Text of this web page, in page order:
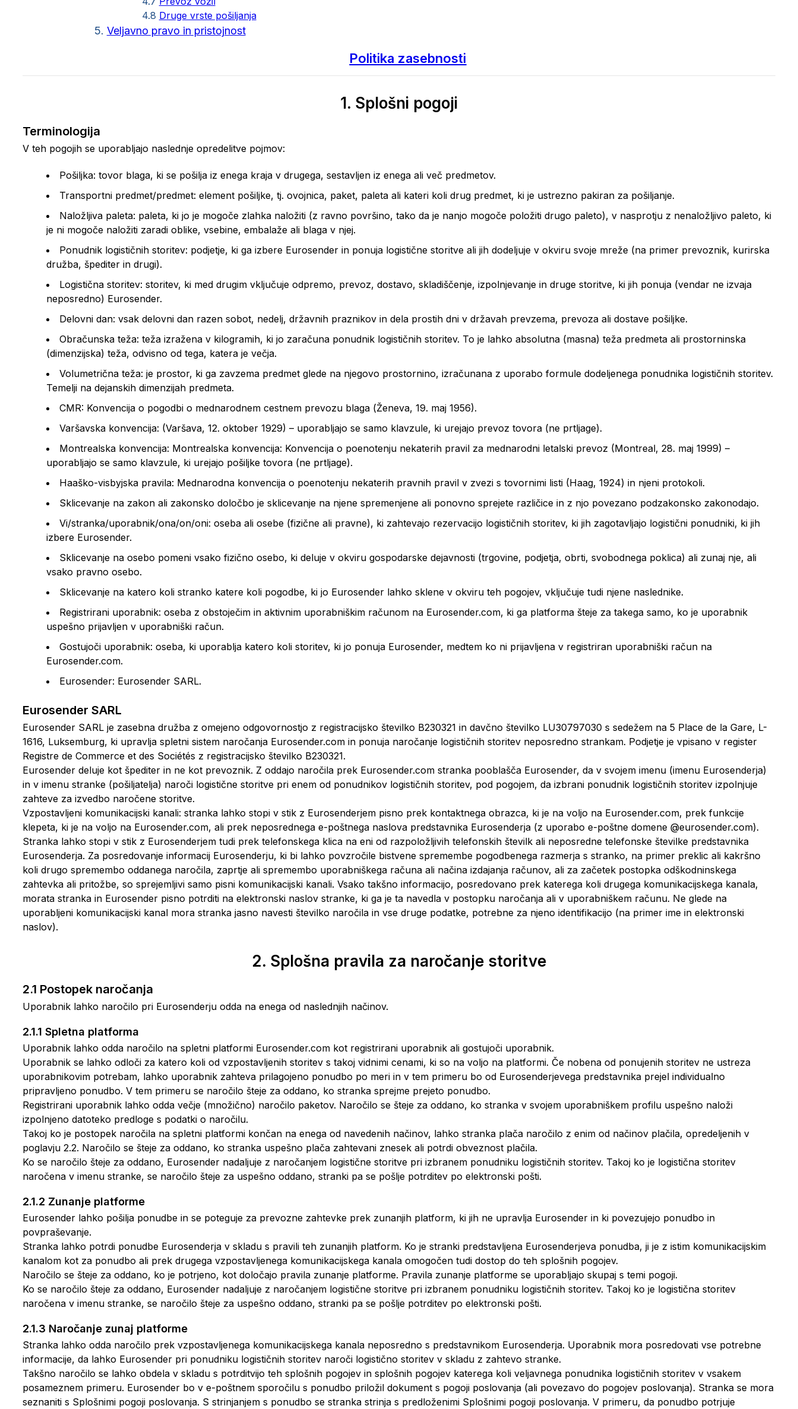
4.8 Druge vrste pošiljanja
5. Veljavno pravo in pristojnost
Politika zasebnosti
1. Splošni pogoji
Terminologija
V teh pogojih se uporabljajo naslednje opredelitve pojmov:
Pošiljka: tovor blaga, ki se pošilja iz enega kraja v drugega, sestavljen iz enega ali več predmetov.
Transportni predmet/predmet: element pošiljke, tj. ovojnica, paket, paleta ali kateri koli drug predmet, ki je ustrezno pakiran za pošiljanje.
Naložljiva paleta: paleta, ki jo je mogoče zlahka naložiti (z ravno površino, tako da je nanjo mogoče položiti drugo paleto), v nasprotju z nenaložljivo paleto, ki
je ni mogoče naložiti zaradi oblike, vsebine, embalaže ali blaga v njej.
Ponudnik logističnih storitev: podjetje, ki ga izbere Eurosender in ponuja logistične storitve ali jih dodeljuje v okviru svoje mreže (na primer prevoznik, kurirska
družba, špediter in drugi).
Logistična storitev: storitev, ki med drugim vključuje odpremo, prevoz, dostavo, skladiščenje, izpolnjevanje in druge storitve, ki jih ponuja (vendar ne izvaja
neposredno) Eurosender.
Delovni dan: vsak delovni dan razen sobot, nedelj, državnih praznikov in dela prostih dni v državah prevzema, prevoza ali dostave pošiljke.
Obračunska teža: teža izražena v kilogramih, ki jo zaračuna ponudnik logističnih storitev. To je lahko absolutna (masna) teža predmeta ali prostorninska
(dimenzijska) teža, odvisno od tega, katera je večja.
Volumetrična teža: je prostor, ki ga zavzema predmet glede na njegovo prostornino, izračunana z uporabo formule dodeljenega ponudnika logističnih storitev.
Temelji na dejanskih dimenzijah predmeta.
CMR: Konvencija o pogodbi o mednarodnem cestnem prevozu blaga (Ženeva, 19. maj 1956).
Varšavska konvencija: (Varšava, 12. oktober 1929) – uporabljajo se samo klavzule, ki urejajo prevoz tovora (ne prtljage).
Montrealska konvencija: Montrealska konvencija: Konvencija o poenotenju nekaterih pravil za mednarodni letalski prevoz (Montreal, 28. maj 1999) –
uporabljajo se samo klavzule, ki urejajo pošiljke tovora (ne prtljage).
Haaško-visbyjska pravila: Mednarodna konvencija o poenotenju nekaterih pravnih pravil v zvezi s tovornimi listi (Haag, 1924) in njeni protokoli.
Sklicevanje na zakon ali zakonsko določbo je sklicevanje na njene spremenjene ali ponovno sprejete različice in z njo povezano podzakonsko zakonodajo.
Vi/stranka/uporabnik/ona/on/oni: oseba ali osebe (fizične ali pravne), ki zahtevajo rezervacijo logističnih storitev, ki jih zagotavljajo logistični ponudniki, ki jih
izbere Eurosender.
Sklicevanje na osebo pomeni vsako fizično osebo, ki deluje v okviru gospodarske dejavnosti (trgovine, podjetja, obrti, svobodnega poklica) ali zunaj nje, ali
vsako pravno osebo.
Sklicevanje na katero koli stranko katere koli pogodbe, ki jo Eurosender lahko sklene v okviru teh pogojev, vključuje tudi njene naslednike.
Registrirani uporabnik: oseba z obstoječim in aktivnim uporabniškim računom na Eurosender.com, ki ga platforma šteje za takega samo, ko je uporabnik
uspešno prijavljen v uporabniški račun.
Gostujoči uporabnik: oseba, ki uporablja katero koli storitev, ki jo ponuja Eurosender, medtem ko ni prijavljena v registriran uporabniški račun na
Eurosender.com.
Eurosender: Eurosender SARL.
Eurosender SARL
Eurosender SARL je zasebna družba z omejeno odgovornostjo z registracijsko številko B230321 in davčno številko LU30797030 s sedežem na 5 Place de la Gare, L-
1616, Luksemburg, ki upravlja spletni sistem naročanja Eurosender.com in ponuja naročanje logističnih storitev neposredno strankam. Podjetje je vpisano v register
Registre de Commerce et des Sociétés z registracijsko številko B230321.
Eurosender deluje kot špediter in ne kot prevoznik. Z oddajo naročila prek Eurosender.com stranka pooblašča Eurosender, da v svojem imenu (imenu Eurosenderja)
in v imenu stranke (pošiljatelja) naroči logistične storitve pri enem od ponudnikov logističnih storitev, pod pogojem, da izbrani ponudnik logističnih storitev izpolnjuje
zahteve za izvedbo naročene storitve.
Vzpostavljeni komunikacijski kanali: stranka lahko stopi v stik z Eurosenderjem pisno prek kontaktnega obrazca, ki je na voljo na Eurosender.com, prek funkcije
klepeta, ki je na voljo na Eurosender.com, ali prek neposrednega e-poštnega naslova predstavnika Eurosenderja (z uporabo e-poštne domene @eurosender.com).
Stranka lahko stopi v stik z Eurosenderjem tudi prek telefonskega klica na eni od razpoložljivih telefonskih številk ali neposredne telefonske številke predstavnika
Eurosenderja. Za posredovanje informacij Eurosenderju, ki bi lahko povzročile bistvene spremembe pogodbenega razmerja s stranko, na primer preklic ali kakršno
koli drugo spremembo oddanega naročila, zaprtje ali spremembo uporabniškega računa ali načina izdajanja računov, ali za začetek postopka odškodninskega
zahtevka ali pritožbe, so sprejemljivi samo pisni komunikacijski kanali. Vsako takšno informacijo, posredovano prek katerega koli drugega komunikacijskega kanala,
morata stranka in Eurosender pisno potrditi na elektronski naslov stranke, ki ga je ta navedla v postopku naročanja ali v uporabniškem računu. Ne glede na
uporabljeni komunikacijski kanal mora stranka jasno navesti številko naročila in vse druge podatke, potrebne za njeno identifikacijo (na primer ime in elektronski
naslov).
2. Splošna pravila za naročanje storitve
2.1 Postopek naročanja
Uporabnik lahko naročilo pri Eurosenderju odda na enega od naslednjih načinov.
2.1.1 Spletna platforma
Uporabnik lahko odda naročilo na spletni platformi Eurosender.com kot registrirani uporabnik ali gostujoči uporabnik.
Uporabnik se lahko odloči za katero koli od vzpostavljenih storitev s takoj vidnimi cenami, ki so na voljo na platformi. Če nobena od ponujenih storitev ne ustreza
uporabnikovim potrebam, lahko uporabnik zahteva prilagojeno ponudbo po meri in v tem primeru bo od Eurosenderjevega predstavnika prejel individualno
pripravljeno ponudbo. V tem primeru se naročilo šteje za oddano, ko stranka sprejme prejeto ponudbo.
Registrirani uporabnik lahko odda večje (množično) naročilo paketov. Naročilo se šteje za oddano, ko stranka v svojem uporabniškem profilu uspešno naloži
izpolnjeno datoteko predloge s podatki o naročilu.
Takoj ko je postopek naročila na spletni platformi končan na enega od navedenih načinov, lahko stranka plača naročilo z enim od načinov plačila, opredeljenih v
poglavju 2.2. Naročilo se šteje za oddano, ko stranka uspešno plača zahtevani znesek ali potrdi obveznost plačila.
Ko se naročilo šteje za oddano, Eurosender nadaljuje z naročanjem logistične storitve pri izbranem ponudniku logističnih storitev. Takoj ko je logistična storitev
naročena v imenu stranke, se naročilo šteje za uspešno oddano, stranki pa se pošlje potrditev po elektronski pošti.
2.1.2 Zunanje platforme
Eurosender lahko pošilja ponudbe in se poteguje za prevozne zahtevke prek zunanjih platform, ki jih ne upravlja Eurosender in ki povezujejo ponudbo in
povpraševanje.
Stranka lahko potrdi ponudbe Eurosenderja v skladu s pravili teh zunanjih platform. Ko je stranki predstavljena Eurosenderjeva ponudba, ji je z istim komunikacijskim
kanalom kot za ponudbo ali prek drugega vzpostavljenega komunikacijskega kanala omogočen tudi dostop do teh splošnih pogojev.
Naročilo se šteje za oddano, ko je potrjeno, kot določajo pravila zunanje platforme. Pravila zunanje platforme se uporabljajo skupaj s temi pogoji.
Ko se naročilo šteje za oddano, Eurosender nadaljuje z naročanjem logistične storitve pri izbranem ponudniku logističnih storitev. Takoj ko je logistična storitev
naročena v imenu stranke, se naročilo šteje za uspešno oddano, stranki pa se pošlje potrditev po elektronski pošti.
2.1.3 Naročanje zunaj platforme
Stranka lahko odda naročilo prek vzpostavljenega komunikacijskega kanala neposredno s predstavnikom Eurosenderja. Uporabnik mora posredovati vse potrebne
informacije, da lahko Eurosender pri ponudniku logističnih storitev naroči logistično storitev v skladu z zahtevo stranke.
Takšno naročilo se lahko obdela v skladu s potrditvijo teh splošnih pogojev in splošnih pogojev katerega koli veljavnega ponudnika logističnih storitev v vsakem
posameznem primeru. Eurosender bo v e-poštnem sporočilu s ponudbo priložil dokument s pogoji poslovanja (ali povezavo do pogojev poslovanja). Stranka se mora
seznaniti s Splošnimi pogoji poslovanja. S strinjanjem s ponudbo se stranka strinja s predloženimi Splošnimi pogoji poslovanja. V primeru, da ponudbo potrjuje